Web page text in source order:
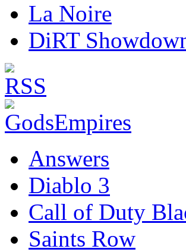
La Noire
DiRT
Answers
Diablo 3
Call of Duty
Saints Row